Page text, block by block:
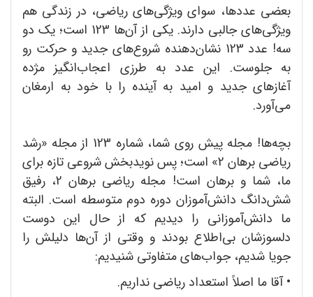
بعضی عددها، سوای ویژگی‌های ریاضی، در زندگی هم
ویژگی‌های جالبی دارند. یکی از آن‌ها 123 است؛ یک دو
سه! عدد 123 نشان‌دهنده شروع‌های جدید و حرکت رو
به جلوست. این عدد به طرزی اعجاب‌انگیز مژده
آغازهای جدید و امید به آینده را با خود به ارمغان
می‌آورد.
بچه‌ها! مجله پیش روی شما، شماره 123 از مجله «رشد
ریاضی برهان 2» است؛ پس نویدبخش شروعی تازه برای
ما، شما و برهان است! مجله ریاضی برهان 2، رفیق
شش‌دانگ دانش‌آموزان دوره دوم متوسطه است. البته
ما دانش‌آموزانی را دیدیم که از حال این دوست
دلسوزشان بی‌اطلاع بودند و وقتی از آن‌ها دلیلش را
جویا شدیم، جواب‌های متفاوتی شنیدیم:
• آقا ما اصلاً استعداد ریاضی نداریم.